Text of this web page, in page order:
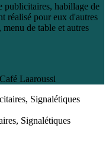
publicitaires, habillage de
réalisé pour eux d'autres
de table et autres
Laaroussi
Signalétiques